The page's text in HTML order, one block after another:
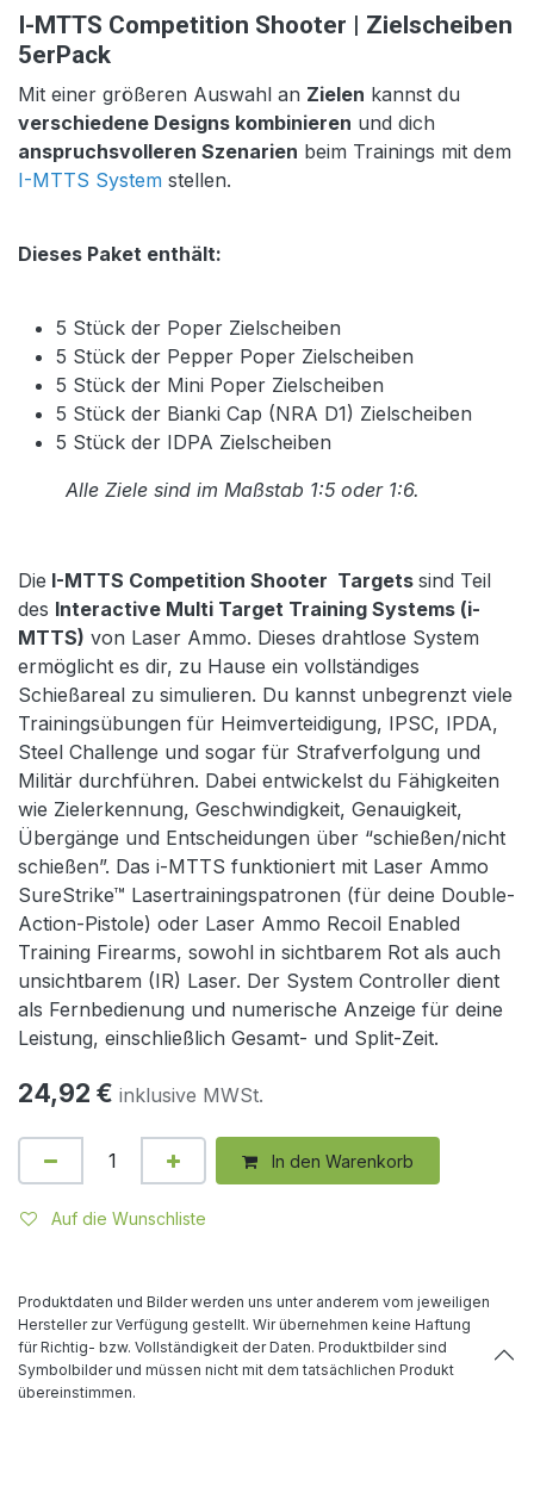
I-MTTS Competition Shooter | Zielscheiben
5erPack
Mit einer größeren Auswahl an Zielen kannst du
verschiedene Designs kombinieren und dich
anspruchsvolleren Szenarien beim Trainings mit dem
I-MTTS System stellen.
Dieses Paket enthält:
5 Stück der Poper Zielscheiben
5 Stück der Pepper Poper Zielscheiben
5 Stück der Mini Poper Zielscheiben
5 Stück der Bianki Cap (NRA D1) Zielscheiben
5 Stück der IDPA Zielscheiben
Alle Ziele sind im Maßstab 1:5 oder 1:6.
Die I-MTTS Competition Shooter Targets sind Teil
des Interactive Multi Target Training Systems (i-
MTTS) von Laser Ammo. Dieses drahtlose System
ermöglicht es dir, zu Hause ein vollständiges
Schießareal zu simulieren. Du kannst unbegrenzt viele
Trainingsübungen für Heimverteidigung, IPSC, IPDA,
Steel Challenge und sogar für Strafverfolgung und
Militär durchführen. Dabei entwickelst du Fähigkeiten
wie Zielerkennung, Geschwindigkeit, Genauigkeit,
Übergänge und Entscheidungen über “schießen/nicht
schießen”. Das i-MTTS funktioniert mit Laser Ammo
SureStrike™ Lasertrainingspatronen (für deine Double-
Action-Pistole) oder Laser Ammo Recoil Enabled
Training Firearms, sowohl in sichtbarem Rot als auch
unsichtbarem (IR) Laser. Der System Controller dient
als Fernbedienung und numerische Anzeige für deine
Leistung, einschließlich Gesamt- und Split-Zeit.
24,92 € inklusive MWSt.
In den Warenkorb
Auf die Wunschliste
Produktdaten und Bilder werden uns unter anderem vom jeweiligen
Hersteller zur Verfügung gestellt. Wir übernehmen keine Haftung
für Richtig- bzw. Vollständigkeit der Daten. Produktbilder sind
Symbolbilder und müssen nicht mit dem tatsächlichen Produkt
übereinstimmen.